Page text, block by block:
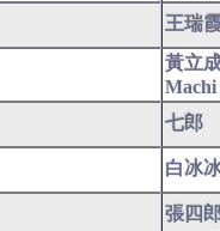
王瑞
黃立
Machi
七郎
白冰
張四